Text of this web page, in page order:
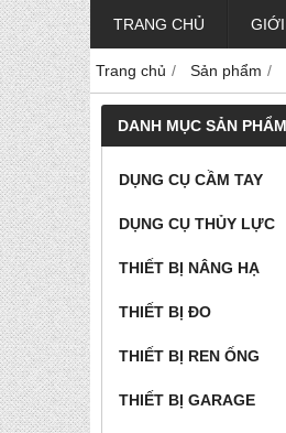
TRANG CHỦ
Trang chủ Sản phẩm
DANH MỤC SẢN PHẨM
DỤNG CỤ CẦM TAY
DỤNG CỤ THỦY LỰC
THIẾT BỊ NÂNG HẠ
THIẾT BỊ ĐO
THIẾT BỊ REN ỐNG
THIẾT BỊ GARAGE